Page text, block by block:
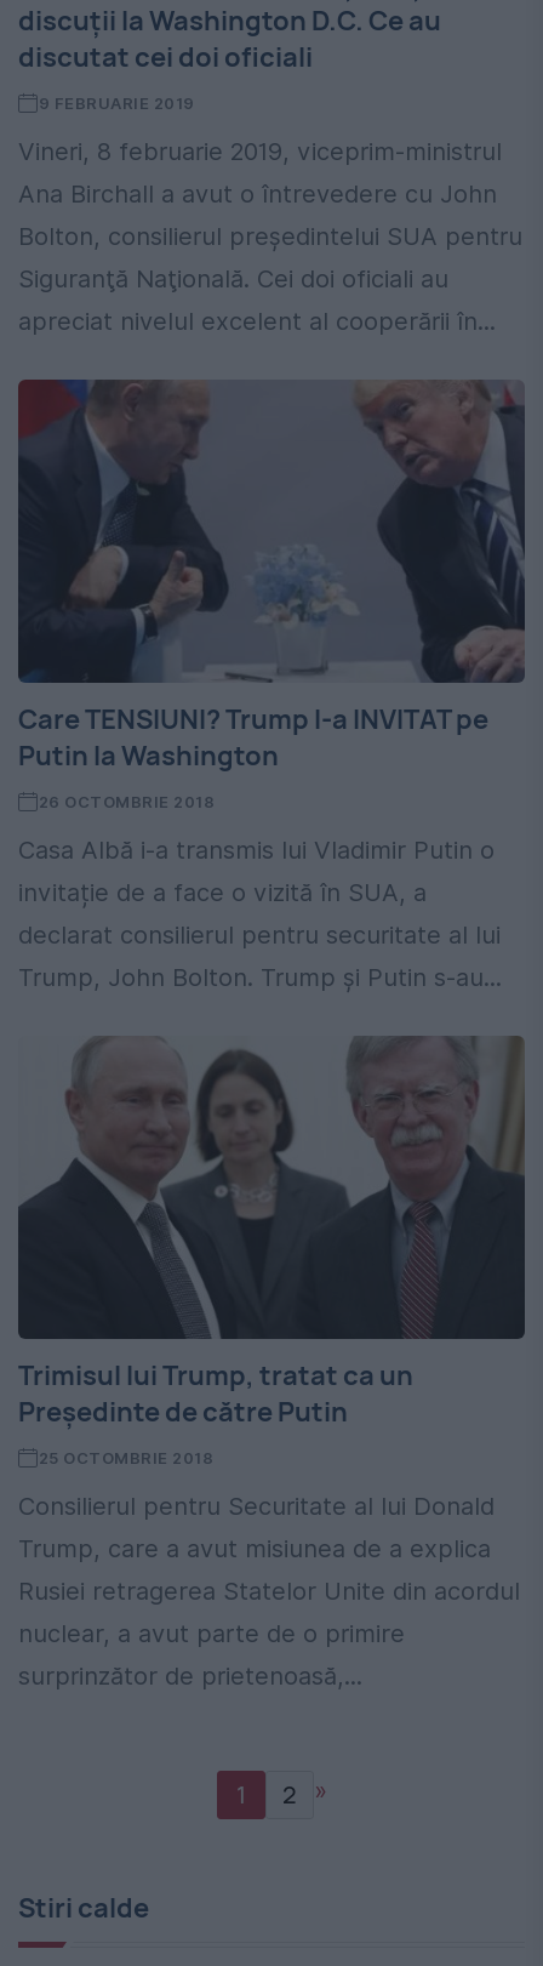
discuții la Washington D.C. Ce au
discutat cei doi oficiali
9 FEBRUARIE 2019
Vineri, 8 februarie 2019, viceprim-ministrul
Ana Birchall a avut o întrevedere cu John
Bolton, consilierul președintelui SUA pentru
Siguranţă Naţională. Cei doi oficiali au
apreciat nivelul excelent al cooperării în...
Care TENSIUNI? Trump l-a INVITAT pe
Putin la Washington
26 OCTOMBRIE 2018
Casa Albă i-a transmis lui Vladimir Putin o
invitație de a face o vizită în SUA, a
declarat consilierul pentru securitate al lui
Trump, John Bolton. Trump și Putin s-au...
Trimisul lui Trump, tratat ca un
Președinte de către Putin
25 OCTOMBRIE 2018
Consilierul pentru Securitate al lui Donald
Trump, care a avut misiunea de a explica
Rusiei retragerea Statelor Unite din acordul
nuclear, a avut parte de o primire
surprinzător de prietenoasă,...
1 2 »
Stiri calde